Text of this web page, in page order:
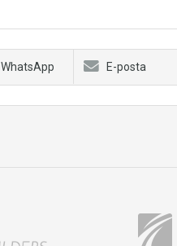
WhatsApp E-posta